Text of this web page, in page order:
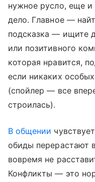
нужное русло, еще и
дело. Главное —
подсказка — ищите
или позитивного
которая нравится,
если никаких
(спойлер — все
строилась).
В общении
обиды перерастают
вовремя не
Конфликты — это